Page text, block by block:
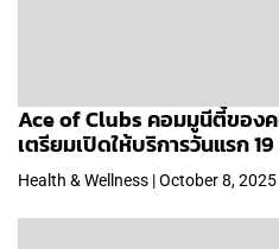
Ace of Clubs คอมมูนีตี้ของ
เตรียมเปิดให้บริการวันแรก
Health & Wellness | October 8, 2025